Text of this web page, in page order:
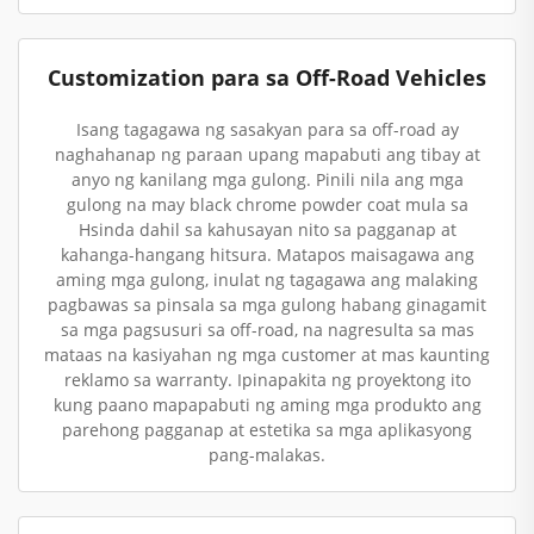
Customization para sa Off-Road Vehicles
Isang tagagawa ng sasakyan para sa off-road ay
naghahanap ng paraan upang mapabuti ang tibay at
anyo ng kanilang mga gulong. Pinili nila ang mga
gulong na may black chrome powder coat mula sa
Hsinda dahil sa kahusayan nito sa pagganap at
kahanga-hangang hitsura. Matapos maisagawa ang
aming mga gulong, inulat ng tagagawa ang malaking
pagbawas sa pinsala sa mga gulong habang ginagamit
sa mga pagsusuri sa off-road, na nagresulta sa mas
mataas na kasiyahan ng mga customer at mas kaunting
reklamo sa warranty. Ipinapakita ng proyektong ito
kung paano mapapabuti ng aming mga produkto ang
parehong pagganap at estetika sa mga aplikasyong
pang-malakas.